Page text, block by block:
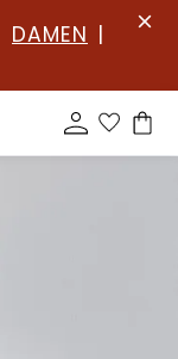
DAMEN |